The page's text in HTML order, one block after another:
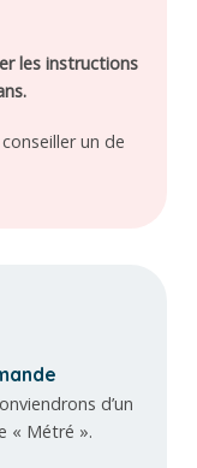
les instructions
un de
d’un
« Métré ».